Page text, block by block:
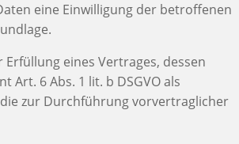
eine Einwilligung der betroffenen
eines Vertrages, dessen
6 Abs. 1 lit. b DSGVO als
zur Durchführung vorvertraglicher